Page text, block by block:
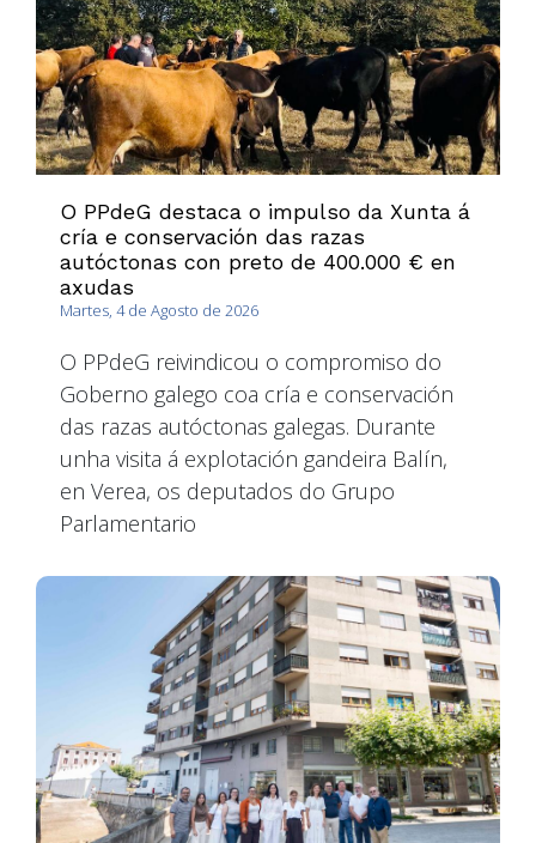
O PPdeG destaca o impulso da Xunta á
cría e conservación das razas
autóctonas con preto de 400.000 € en
axudas
Martes, 4 de Agosto de 2026
O PPdeG reivindicou o compromiso do
Goberno galego coa cría e conservación
das razas autóctonas galegas. Durante
unha visita á explotación gandeira Balín,
en Verea, os deputados do Grupo
Parlamentario